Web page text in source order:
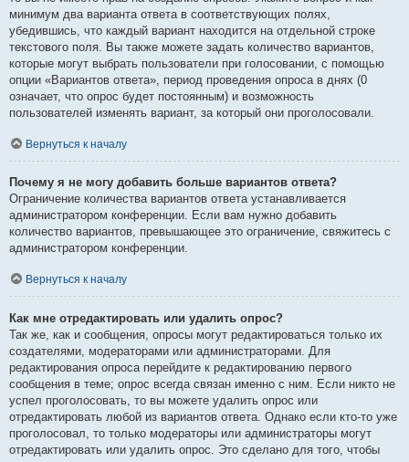
минимум два варианта ответа в соответствующих полях,
убедившись, что каждый вариант находится на отдельной строке
текстового поля. Вы также можете задать количество вариантов,
которые могут выбрать пользователи при голосовании, с помощью
опции «Вариантов ответа», период проведения опроса в днях (0
означает, что опрос будет постоянным) и возможность
пользователей изменять вариант, за который они проголосовали.
Вернуться к началу
Почему я не могу добавить больше вариантов ответа?
Ограничение количества вариантов ответа устанавливается
администратором конференции. Если вам нужно добавить
количество вариантов, превышающее это ограничение, свяжитесь с
администратором конференции.
Вернуться к началу
Как мне отредактировать или удалить опрос?
Так же, как и сообщения, опросы могут редактироваться только их
создателями, модераторами или администраторами. Для
редактирования опроса перейдите к редактированию первого
сообщения в теме; опрос всегда связан именно с ним. Если никто не
успел проголосовать, то вы можете удалить опрос или
отредактировать любой из вариантов ответа. Однако если кто-то уже
проголосовал, то только модераторы или администраторы могут
отредактировать или удалить опрос. Это сделано для того, чтобы